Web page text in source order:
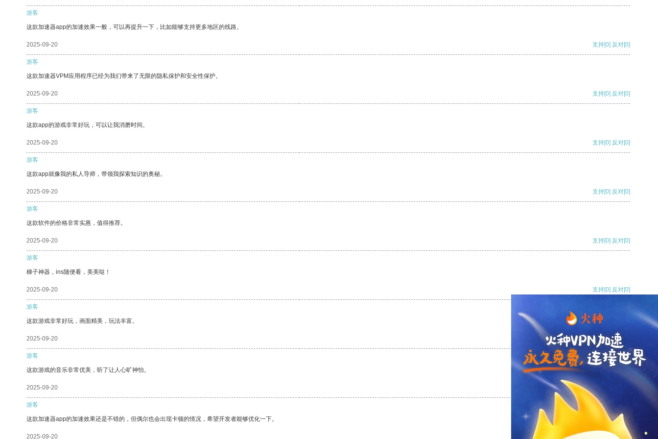
游客
这款加速器app的加速效果一般，可以再提升一下，比如能够支持更多地区的线路。
2025-09-20 支持[0] 反对[0]
游客
这款加速器VPM应用程序已经为我们带来了无限的隐私保护和安全性保护。
2025-09-20 支持[0] 反对[0]
游客
这款app的游戏非常好玩，可以让我消磨时间。
2025-09-20 支持[0] 反对[0]
游客
这款app就像我的私人导师，带领我探索知识的奥秘。
2025-09-20 支持[0] 反对[0]
游客
这款软件的价格非常实惠，值得推荐。
2025-09-20 支持[0] 反对[0]
游客
梯子神器，ins随便看，美美哒！
2025-09-20 支持[0] 反对[0]
游客
这款游戏非常好玩，画面精美，玩法丰富。
2025-09-20 支持[0] 反对
游客
这款游戏的音乐非常优美，听了让人心旷神怡。
2025-09-20 支持
游客
这款加速器app的加速效果还是不错的，但偶尔也会出现卡顿的情况，希望开发者能够优化一下。
2025-09-20 反对 [0]